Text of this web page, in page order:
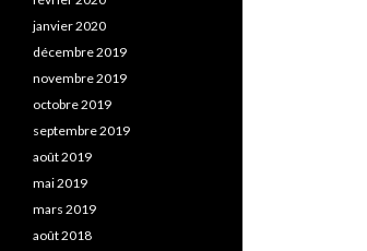
janvier 2020
décembre 2019
novembre 2019
octobre 2019
septembre 2019
août 2019
mai 2019
mars 2019
août 2018